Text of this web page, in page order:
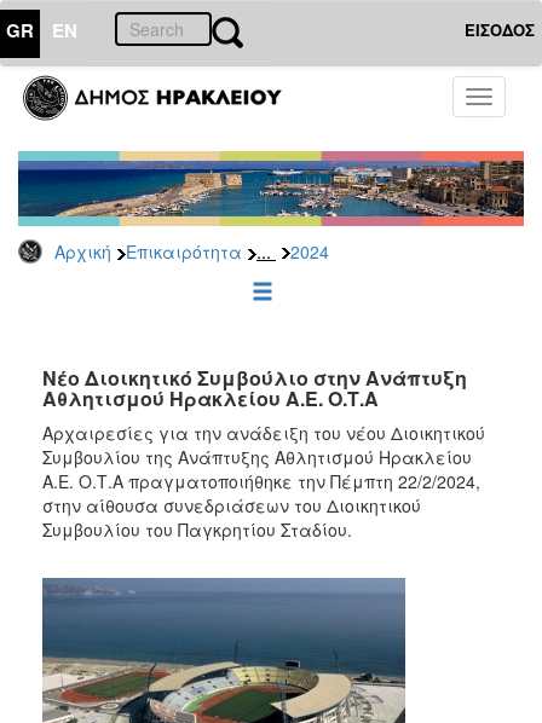
GR EN ΕΙΣΟΔΟΣ
Toggle
Αρχική Επικαιρότητα ... 2024
ΕΠΙΚΑΙΡΟΤΗΤΑ
Τύπου
Αρχείο
2026
2025
2022
2021
2020
2019
2018
2016
2015
2013
2012
Νέο Διοικητικό Συμβούλιο στην Ανάπτυξη
Αθλητισμού Ηρακλείου Α.Ε. Ο.Τ.Α
Αρχαιρεσίες για την ανάδειξη του νέου Διοικητικού
Συμβουλίου της Ανάπτυξης Αθλητισμού Ηρακλείου
Α.Ε. Ο.Τ.Α πραγματοποιήθηκε την Πέμπτη 22/2/2024,
στην αίθουσα συνεδριάσεων του Διοικητικού
Συμβουλίου του Παγκρητίου Σταδίου.